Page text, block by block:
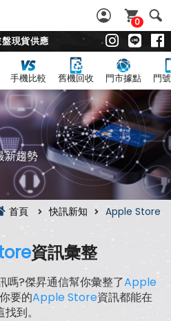
0
現貨供應
手機比較 舊機回收 門市據點 門
新趨勢
首頁 快訊新知 Apple Store
資訊彙整
嗎?傑昇通信幫你彙整了Apple
要的Apple Store資訊都能在
找到。